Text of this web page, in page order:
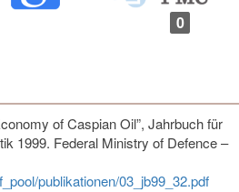
0
of Caspian Oil”, Jahrbuch für
1999. Federal Ministry of Defence –
publikationen/03_jb99_32.pdf